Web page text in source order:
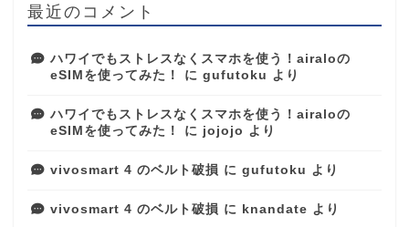
最近のコメント
ハワイでもストレスなくスマホを使う！airaloの
eSIMを使ってみた！
に gufutoku より
ハワイでもストレスなくスマホを使う！airaloの
eSIMを使ってみた！
に jojojo より
vivosmart 4 のベルト破損 に gufutoku より
vivosmart 4 のベルト破損 に knandate より